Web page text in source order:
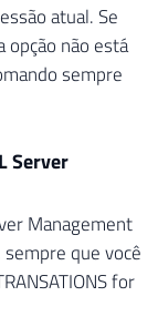
atual. Se
opção não está
sempre
Server
Management
que você
for